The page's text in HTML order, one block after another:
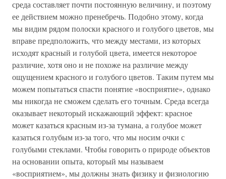
среда составляет почти постоянную величину, и поэтому
ее действием можно пренебречь. Подобно этому, когда
мы видим рядом полоски красного и голубого цветов, мы
вправе предположить, что между местами, из которых
исходят красный и голубой цвета, имеется некоторое
различие, хотя оно и не похоже на различие между
ощущением красного и голубого цветов. Таким путем мы
можем попытаться спасти понятие «восприятие», однако
мы никогда не сможем сделать его точным. Среда всегда
оказывает некоторый искажающий эффект: красное
может казаться красным из-за тумана, а голубое может
казаться голубым из-за того, что мы носим очки с
голубыми стеклами. Чтобы говорить о природе объектов
на основании опыта, который мы называем
«восприятием», мы должны знать физику и физиологию